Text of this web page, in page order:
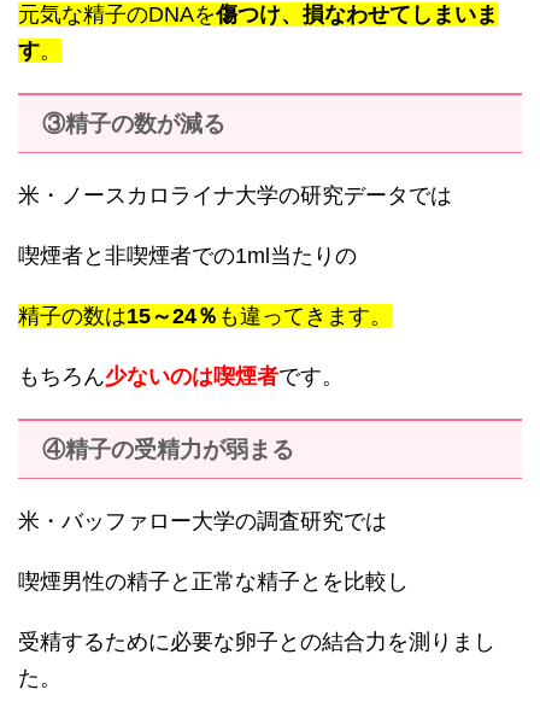
元気な精子のDNAを傷つけ、損なわせてしまいま
す。
③精子の数が減る
米・ノースカロライナ大学の研究データでは
喫煙者と非喫煙者での1ml当たりの
精子の数は15～24％ も違ってきます。
もちろん少ないのは喫煙者です。
④精子の受精力が弱まる
米・バッファロー大学の調査研究では
喫煙男性の精子と正常な精子とを比較し
受精するために必要な卵子との結合力を測りまし
た。